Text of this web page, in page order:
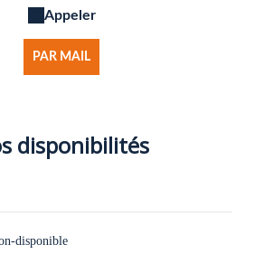
Appeler
PAR MAIL
disponibilités
disponible